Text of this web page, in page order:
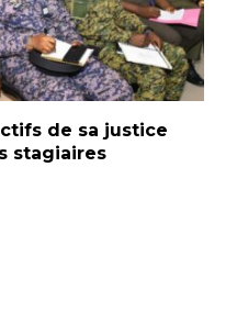
de sa justice
stagiaires